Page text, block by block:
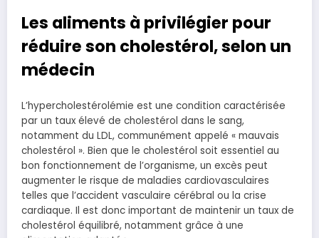
Les aliments à privilégier pour
réduire son cholestérol, selon un
médecin
L’hypercholestérolémie est une condition caractérisée
par un taux élevé de cholestérol dans le sang,
notamment du LDL, communément appelé « mauvais
cholestérol ». Bien que le cholestérol soit essentiel au
bon fonctionnement de l’organisme, un excès peut
augmenter le risque de maladies cardiovasculaires
telles que l’accident vasculaire cérébral ou la crise
cardiaque. Il est donc important de maintenir un taux de
cholestérol équilibré, notamment grâce à une